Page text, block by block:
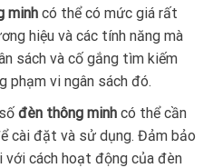
minh có thể có mức giá rất
hiệu và các tính năng mà
sách và cố gắng tìm kiếm
phạm vi ngân sách đó.
đèn thông minh có thể cần
cài đặt và sử dụng. Đảm bảo
cách hoạt động của đèn